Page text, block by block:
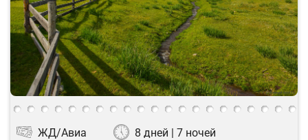
ЖД/Авиа 8 дней | 7 ночей